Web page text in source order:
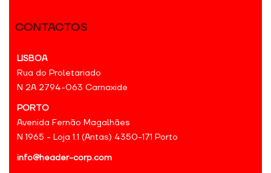
CONTACTOS
LISBOA
Rua do Proletariado
N 2A 2794-063 Carnaxide
PORTO
Avenida Fernão Magalhães
N 1965 - Loja 1.1 (Antas) 4350-171 Porto
info@header-corp.com